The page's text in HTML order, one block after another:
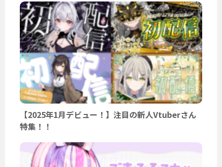
【2025年1月デビュー！】注目の新人Vtuberさん
特集！！